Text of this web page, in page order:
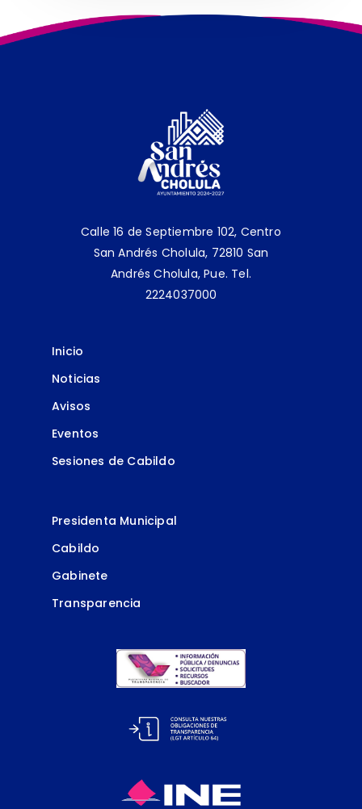
Calle 16 de Septiembre 102, Centro
San Andrés Cholula, 72810 San
Andrés Cholula, Pue. Tel.
2224037000
Inicio
Noticias
Avisos
Eventos
Sesiones de Cabildo
Presidenta Municipal
Cabildo
Gabinete
Transparencia